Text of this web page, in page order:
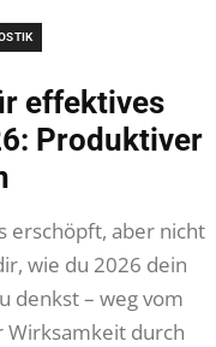
effektives
Produktiver
erschöpft, aber nicht
wie du 2026 dein
denkst – weg vom
Wirksamkeit durch